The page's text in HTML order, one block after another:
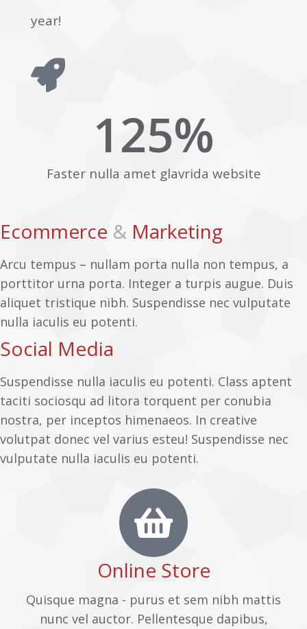
year!
Faster nulla amet glavrida website​
125%
Ecommerce & Marketing
Arcu tempus – nullam porta nulla non tempus, a
porttitor urna porta. Integer a turpis augue. Duis
aliquet tristique nibh. Suspendisse nec vulputate
nulla iaculis eu potenti.
Social Media
Suspendisse nulla iaculis eu potenti. Class aptent
taciti sociosqu ad litora torquent per conubia
nostra, per inceptos himenaeos. In creative
volutpat donec vel varius esteu! Suspendisse nec
vulputate nulla iaculis eu potenti.
Online Store
Quisque magna - purus et sem nibh mattis
nunc vel auctor. Pellentesque dapibus,